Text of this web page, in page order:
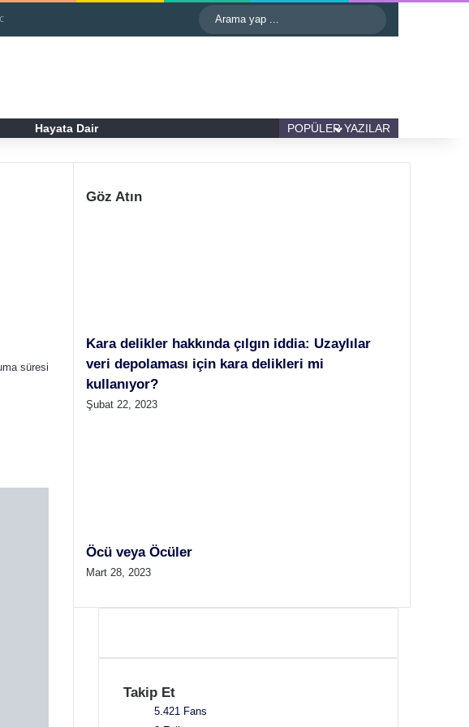
Kenar BölmesiDış görünümü değiştir
Hayata Dair Kenar BölmesiDış görünümü değiştir
POPÜLER YAZILAR
süresi
Göz Atın
Kara delikler hakkında çılgın iddia: Uzaylılar
veri depolaması için kara delikleri mi
kullanıyor?
Şubat 22, 2023
Öcü veya Öcüler
Mart 28, 2023
Takip Et
5.421 Fans